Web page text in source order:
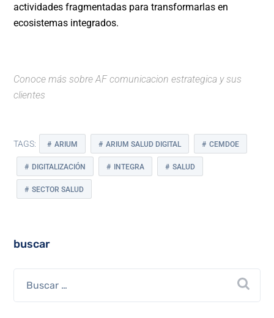
actividades fragmentadas para transformarlas en
ecosistemas integrados.
Conoce más sobreAF comunicacion estrategica ysus
clientes
TAGS: ARIUM ARIUM SALUD DIGITAL CEMDOE
DIGITALIZACIÓN INTEGRA SALUD
SECTOR SALUD
buscar